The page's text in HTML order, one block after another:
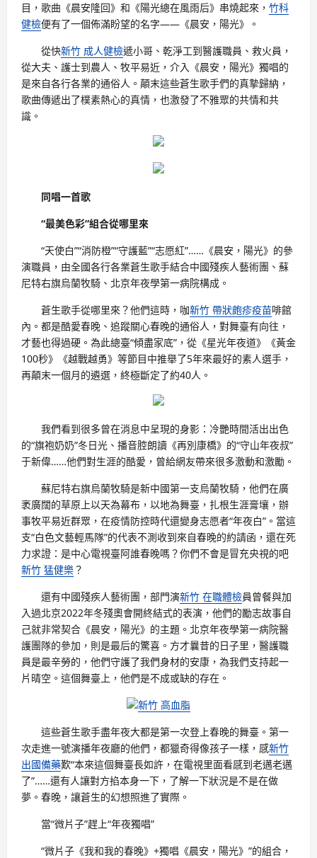
目，歌曲《晨安隆回》和《陽光總在風雨后》串燒起來， 竹科
健檢便有了一個佈滿盼望的名字——《晨安，陽光》。
從快新竹 成人健檢遞小哥、乾淨工到醫護職員、救火員，
從大夫、護士到農人、牧平易近，介入《晨安，陽光》獨唱的
是來自各行各業的通俗人。顛末這些蒼生歌手們的真摯歸納，
歌曲傳遞出了樸素熱心的真情，也激發了不雅眾的共情和共
識。
同唱一首歌
“最美色彩”組合從哪里來
“天使白”“消防橙”“守護藍”“志愿紅”……《晨安，陽光》的參
演職員，由全國各行各業蒼生歌手結合中國殘疾人藝術團、蘇
尼特右旗烏蘭牧騎、北京年夜學第一病院構成。
蒼生歌手從哪里來？他們這時，咖新竹 帶狀皰疹疫苗啡館
內。都是酷愛春晚、追蹤關心春晚的通俗人，對舞臺有向往，
才藝也得過硬。為此總臺“傾盡家底”，從《星光年夜道》《黃金
100秒》《越戰越勇》等節目中推舉了5年來最好的素人選手，
再顛末一個月的遴選，終極斷定了約40人。
我們看到很多曾在消息中呈現的身影：冷艷時間活出出色
的“旗袍奶奶”冬日光、播音腔朗讀《再別康橋》的“守山年夜叔”
于新偉……他們對生涯的酷愛，曾給網友帶來很多激動和激勵。
蘇尼特右旗烏蘭牧騎是新中國第一支烏蘭牧騎，他們在廣
袤廣闊的草原上以天為幕布，以地為舞臺，扎根生涯膏壤，辦
事牧平易近群眾，在疫情防控時代還變身志愿者“年夜白”。當這
支“白色文藝輕馬隊”的代表不測收到來自春晚的約請函，還在死
力求證：是中心電視臺阿誰春晚嗎？你們不會是冒充央視的吧
新竹 猛健樂？
還有中國殘疾人藝術團，部門演新竹 在職體檢員曾餐與加
入過北京2022年冬殘奧會開終結式的表演，他們的勵志故事自
己就非常契合《晨安，陽光》的主題。北京年夜學第一病院醫
護團隊的參加，則是最后的驚喜。方才曩昔的日子里，醫護職
員是最辛勞的，他們守護了我們身材的安康，為我們支持起一
片晴空。這個舞臺上，他們是不成或缺的存在。
新竹 高血脂
這些蒼生歌手盡年夜大都是第一次登上春晚的舞臺。第一
次走進一號演播年夜廳的他們，都獵奇得像孩子一樣，感新竹
出國備藥歎“本來這個舞臺長如許，在電視里面看感到老邁老邁
了”……還有人讓對方掐本身一下，了解一下狀況是不是在做
夢。春晚，讓蒼生的幻想照進了實際。
當“微片子”趕上“年夜獨唱”
“微片子《我和我的春晚》+獨唱《晨安，陽光》”的組合，